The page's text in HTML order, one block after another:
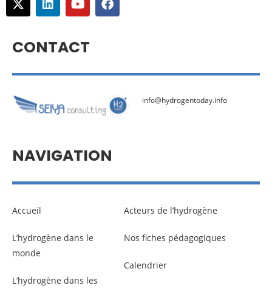
CONTACT
info@hydrogentoday.info
NAVIGATION
Accueil
L’hydrogène dans le
monde
L’hydrogène dans les
Acteurs de l’hydrogène
Nos fiches pédagogiques
Calendrier